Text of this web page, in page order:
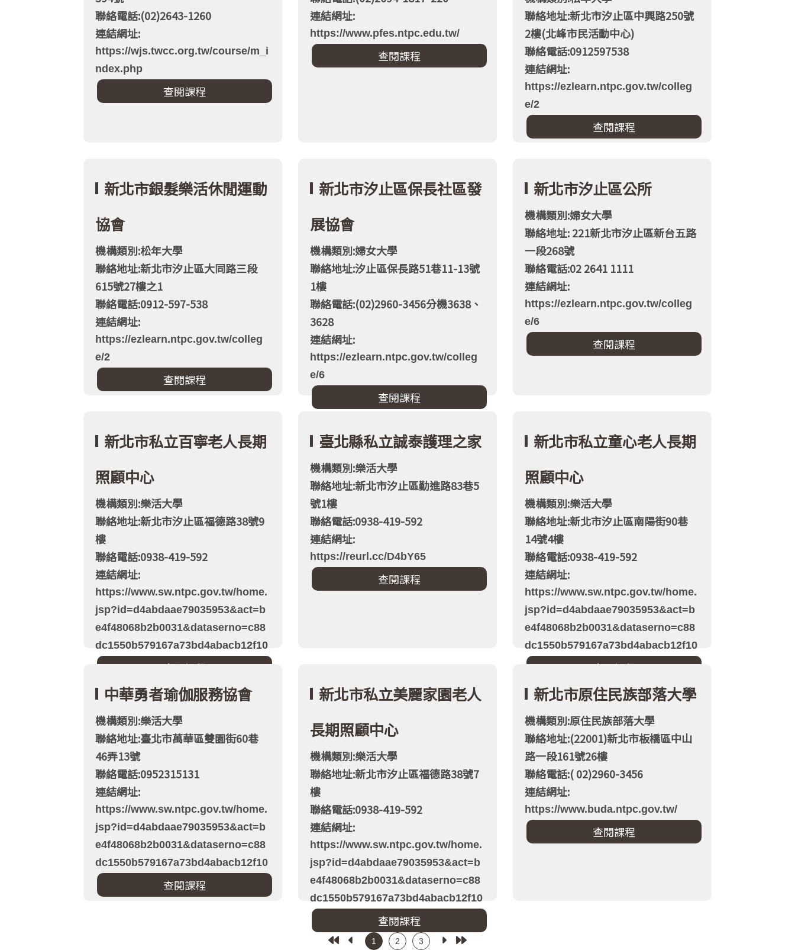
聯絡電話:(02)2643-1260
連結網址:
https://wjs.twcc.org.tw/course/m_i
ndex.php
連結網址:
https://www.pfes.ntpc.edu.tw/
聯絡地址:新北市汐止區中興路250號
2樓(北峰市民活動中心)
聯絡電話:0912597538
連結網址:
https://ezlearn.ntpc.gov.tw/colleg
e/2
新北市銀髮樂活休閒運動
協會
機構類別:松年大學
聯絡地址:新北市汐止區大同路三段
615號27樓之1
聯絡電話:0912-597-538
連結網址:
https://ezlearn.ntpc.gov.tw/colleg
e/2
新北市汐止區保長社區發
展協會
機構類別:婦女大學
聯絡地址:汐止區保長路51巷11-13號
1樓
聯絡電話:(02)2960-3456分機3638、
3628
連結網址:
https://ezlearn.ntpc.gov.tw/colleg
e/6
新北市汐止區公所
機構類別:婦女大學
聯絡地址: 221新北市汐止區新台五路
一段268號
聯絡電話:02 2641 1111
連結網址:
https://ezlearn.ntpc.gov.tw/colleg
e/6
新北市私立百寧老人長期
照顧中心
機構類別:樂活大學
聯絡地址:新北市汐止區福德路38號9
樓
聯絡電話:0938-419-592
連結網址:
https://www.sw.ntpc.gov.tw/home.
jsp?id=d4abdaae79035953&act=b
e4f48068b2b0031&dataserno=c88
dc1550b579167a73bd4abacb12f10
臺北縣私立誠泰護理之家
機構類別:樂活大學
聯絡地址:新北市汐止區勤進路83巷5
號1樓
聯絡電話:0938-419-592
連結網址:
https://reurl.cc/D4bY65
新北市私立童心老人長期
照顧中心
機構類別:樂活大學
聯絡地址:新北市汐止區南陽街90巷
14號4樓
聯絡電話:0938-419-592
連結網址:
https://www.sw.ntpc.gov.tw/home.
jsp?id=d4abdaae79035953&act=b
e4f48068b2b0031&dataserno=c88
dc1550b579167a73bd4abacb12f10
中華勇者瑜伽服務協會
機構類別:樂活大學
聯絡地址:臺北市萬華區雙園街60巷
46弄13號
聯絡電話:0952315131
連結網址:
https://www.sw.ntpc.gov.tw/home.
jsp?id=d4abdaae79035953&act=b
e4f48068b2b0031&dataserno=c88
dc1550b579167a73bd4abacb12f10
新北市私立美麗家園老人
長期照顧中心
機構類別:樂活大學
聯絡地址:新北市汐止區福德路38號7
樓
聯絡電話:0938-419-592
連結網址:
https://www.sw.ntpc.gov.tw/home.
jsp?id=d4abdaae79035953&act=b
e4f48068b2b0031&dataserno=c88
dc1550b579167a73bd4abacb12f10
新北市原住民族部落大學
機構類別:原住民族部落大學
聯絡地址:(22001)新北市板橋區中山
路一段161號26樓
聯絡電話:( 02)2960-3456
連結網址:
https://www.buda.ntpc.gov.tw/